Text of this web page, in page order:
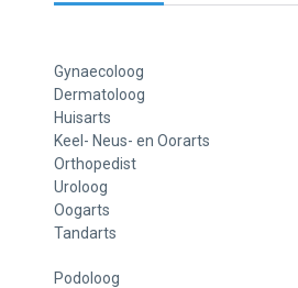
Gynaecoloog
Dermatoloog
Huisarts
Keel- Neus- en Oorarts
Orthopedist
Uroloog
Oogarts
Tandarts
Podoloog